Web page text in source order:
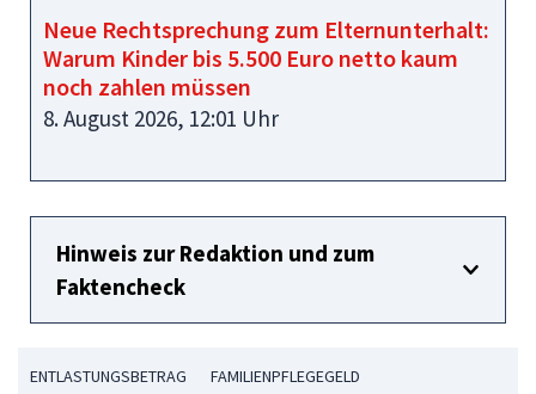
Neue Rechtsprechung zum Elternunterhalt:
Warum Kinder bis 5.500 Euro netto kaum
noch zahlen müssen
8. August 2026, 12:01 Uhr
Hinweis zur Redaktion und zum
Faktencheck
ENTLASTUNGSBETRAG FAMILIENPFLEGEGELD